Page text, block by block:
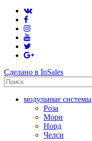
Сделано в InSales
модульные системы
Роза
Мори
Норд
Челси